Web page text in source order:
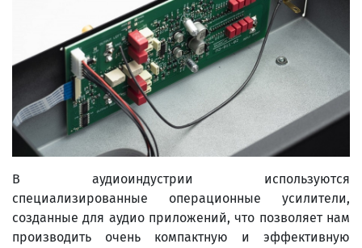
В аудиоиндустрии используются
специализированные операционные усилители,
созданные для аудио приложений, что позволяет нам
производить очень компактную и эффективную